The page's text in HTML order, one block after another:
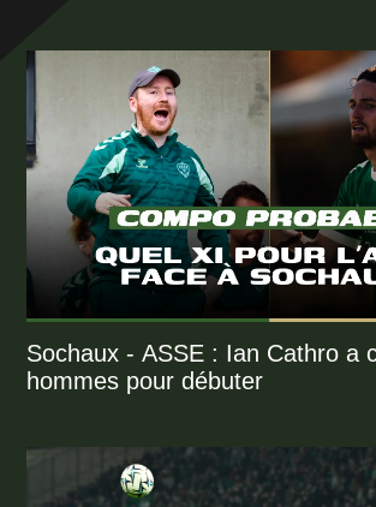
Sochaux - ASSE : Ian Cathro a
hommes pour débuter